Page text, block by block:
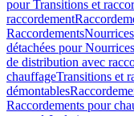
pour Transitions et
raccordement
Raccordements
détachées pour
de distribution avec
chauffageTransitions et
démontables
Raccordements pour